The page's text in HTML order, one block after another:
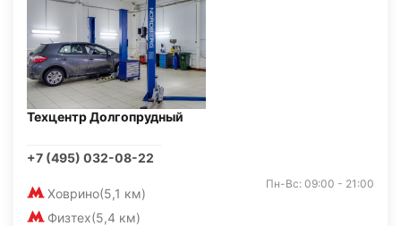
Техцентр Долгопрудный
+7 (495) 032-08-22
Ховрино(5,1 км)
Физтех(5,4 км)
Пн-Вс: 09:00 - 21:00